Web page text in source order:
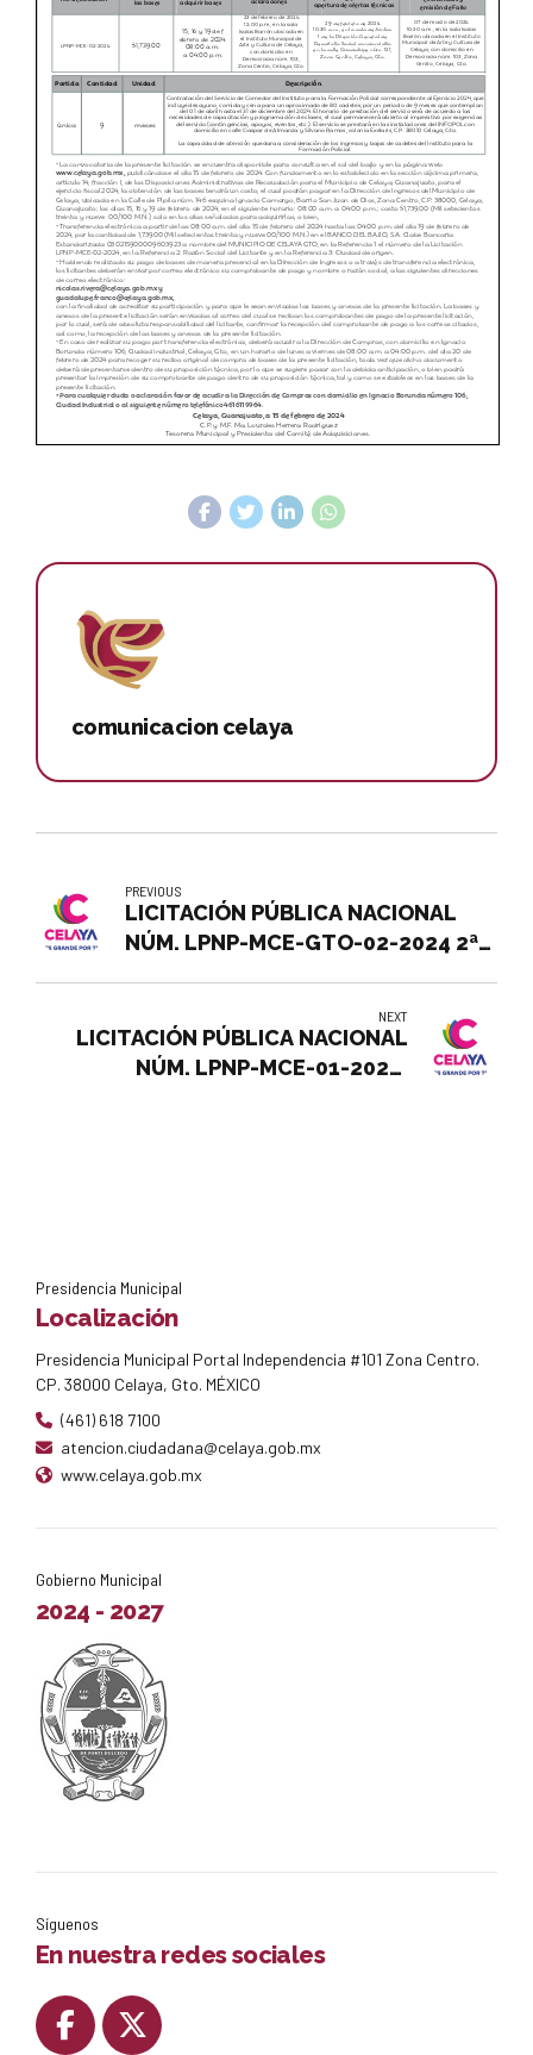
comunicacion celaya
PREVIOUS
LICITACIÓN PÚBLICA NACIONAL
NÚM. LPNP-MCE-GTO-02-2024 2ª
A CALENTADORES SOLARES, EN
AREAS RURAL Y URBANA DEL
NEXT
LICITACIÓN PÚBLICA NACIONAL
NÚM. LPNP-MCE-01-2024:
Presidencia Municipal
Localización
Presidencia Municipal Portal Independencia #101 Zona Centro.
CP. 38000 Celaya, Gto. MÉXICO
(461) 618 7100
atencion.ciudadana@celaya.gob.mx
www.celaya.gob.mx
Gobierno Municipal
2024 - 2027
Síguenos
En nuestra redes sociales